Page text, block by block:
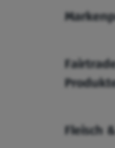
Fleisch